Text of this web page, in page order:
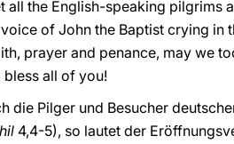
all the English-speaking pilgrims
of John the Baptist crying
prayer and penance, may we
bless all of you!
die Pilger und Besucher
4,4-5), so lautet der